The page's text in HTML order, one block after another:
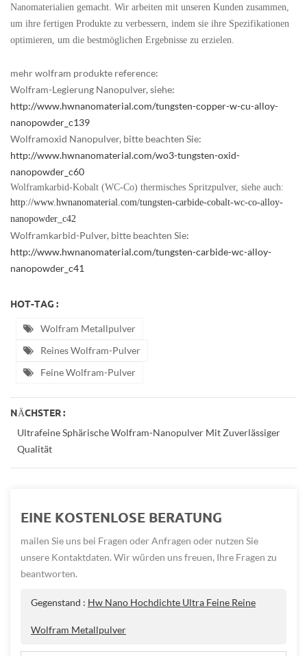
Nanomaterialien gemacht. Wir arbeiten mit unseren Kunden zusammen,
um ihre fertigen Produkte zu verbessern, indem sie ihre Spezifikationen
optimieren, um die bestmöglichen Ergebnisse zu erzielen.
mehr wolfram produkte reference:
Wolfram-Legierung Nanopulver, siehe:
http://www.hwnanomaterial.com/tungsten-copper-w-cu-alloy-
nanopowder_c139
Wolframoxid Nanopulver, bitte beachten Sie:
http://www.hwnanomaterial.com/wo3-tungsten-oxid-
nanopowder_c60
Wolframkarbid-Kobalt (WC-Co) thermisches Spritzpulver, siehe auch:
http://www.hwnanomaterial.com/tungsten-carbide-cobalt-wc-co-alloy-
nanopowder_c42
Wolframkarbid-Pulver, bitte beachten Sie:
http://www.hwnanomaterial.com/tungsten-carbide-wc-alloy-
nanopowder_c41
HOT-TAG :
Wolfram Metallpulver
Reines Wolfram-Pulver
Feine Wolfram-Pulver
NÄCHSTER :
Ultrafeine Sphärische Wolfram-Nanopulver Mit Zuverlässiger
Qualität
EINE KOSTENLOSE BERATUNG
mailen Sie uns bei Fragen oder Anfragen oder nutzen Sie
unsere Kontaktdaten. Wir würden uns freuen, Ihre Fragen zu
beantworten.
Gegenstand : Hw Nano Hochdichte Ultra Feine Reine
Wolfram Metallpulver